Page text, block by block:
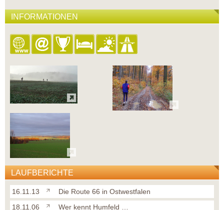
INFORMATIONEN
LAUFBERICHTE
16.11.13
Die Route 66 in Ostwestfalen
18.11.06
Wer kennt Humfeld …